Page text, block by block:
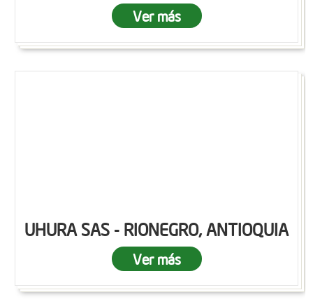
Ver más
UHURA SAS - RIONEGRO, ANTIOQUIA
Ver más